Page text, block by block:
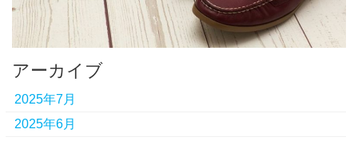
アーカイブ
2025年7月
2025年6月